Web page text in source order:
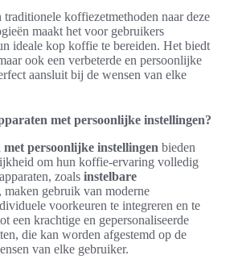
koffiezetmethoden naar deze
maakt het voor gebruikers
ideale kop koffie te bereiden. Het biedt
ook een verbeterde en persoonlijke
aansluit bij de wensen van elke
met persoonlijke instellingen?
persoonlijke instellingen bieden
om hun koffie-ervaring volledig
zoals instelbare
, maken gebruik van moderne
voorkeuren te integreren en te
een krachtige en gepersonaliseerde
die kan worden afgestemd op de
van elke gebruiker.